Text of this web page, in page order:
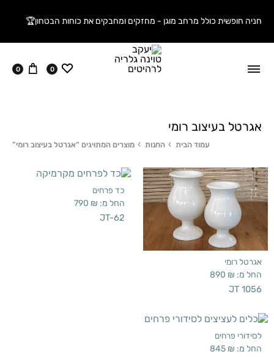
חניה חופשית כולל מרחב מוגן - מחזקים ומחבקים את כוחות הבטחון🏆
ווישליסט
0 עגלה
0
אגרטל בעיצוב רומי
עמוד הבית החנות מוצרים המתויגים “אגרטל בעיצוב רומי”
אגרטל רומי
החל מ: 890 ₪
JT 1056
כד פרחים
החל מ: 790 ₪
JT-62
לסידורי פרחים
החל מ: 845 ₪